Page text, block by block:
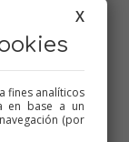
X
fines analíticos
en base a un
(por